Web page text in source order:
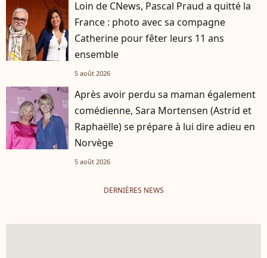
Loin de CNews, Pascal Praud a quitté la
France : photo avec sa compagne
Catherine pour fêter leurs 11 ans
ensemble
5 août 2026
Après avoir perdu sa maman également
comédienne, Sara Mortensen (Astrid et
Raphaëlle) se prépare à lui dire adieu en
Norvège
5 août 2026
DERNIÈRES NEWS